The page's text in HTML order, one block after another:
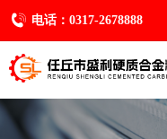
电话：0317-2678888